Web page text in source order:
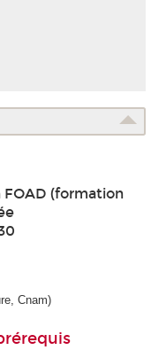
FOAD (formation
Cnam)